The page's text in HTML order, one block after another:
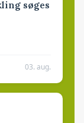
søges
03. aug.